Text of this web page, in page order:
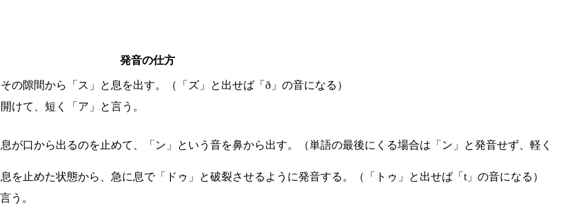
発音の仕方
の隙間から「ス」と息を出す。（「ズ」と出せば「ð」の音になる）
けて、短く「ア」と言う。
が口から出るのを止めて、「ン」という音を鼻から出す。（単語の最後にくる場合は「ン」と発音せず、軽く
を止めた状態から、急に息で「ドゥ」と破裂させるように発音する。（「トゥ」と出せば「t」の音になる）
う。